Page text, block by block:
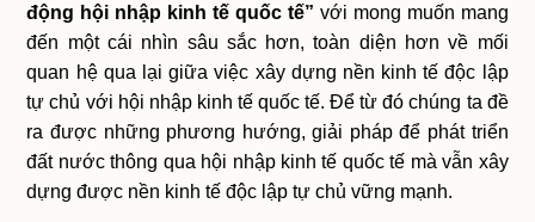
động hội nhập kinh tế quốc tế” với mong muốn mang
đến một cái nhìn sâu sắc hơn, toàn diện hơn về mối
quan hệ qua lại giữa việc xây dựng nền kinh tế độc lập
tự chủ với hội nhập kinh tế quốc tế. Để từ đó chúng ta đề
ra được những phương hướng, giải pháp để phát triển
đất nước thông qua hội nhập kinh tế quốc tế mà vẫn xây
dựng được nền kinh tế độc lập tự chủ vững mạnh.